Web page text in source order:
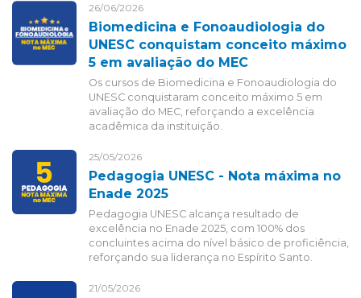
26/06/2026
Biomedicina e Fonoaudiologia do
UNESC conquistam conceito máximo
5 em avaliação do MEC
Os cursos de Biomedicina e Fonoaudiologia do
UNESC conquistaram conceito máximo 5 em
avaliação do MEC, reforçando a excelência
acadêmica da instituição.
25/05/2026
Pedagogia UNESC - Nota máxima no
Enade 2025
Pedagogia UNESC alcança resultado de
excelência no Enade 2025, com 100% dos
concluintes acima do nível básico de proficiência,
reforçando sua liderança no Espírito Santo.
21/05/2026